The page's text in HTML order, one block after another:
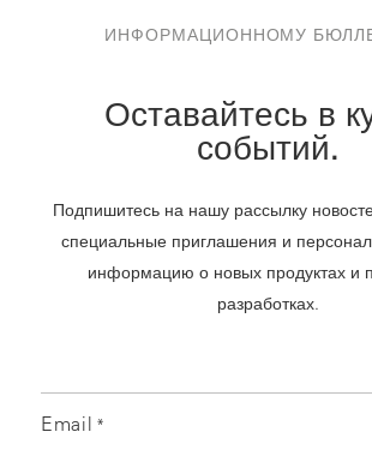
ИНФОРМАЦИОННОМУ
Оставайтесь в
событий.
Подпишитесь на нашу рассылку
специальные приглашения и
информацию о новых продуктах и
разработках.
Email *